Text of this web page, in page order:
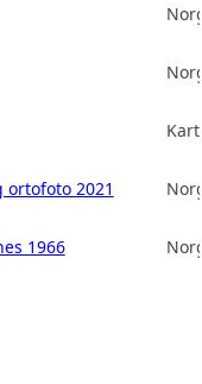
2021
1966